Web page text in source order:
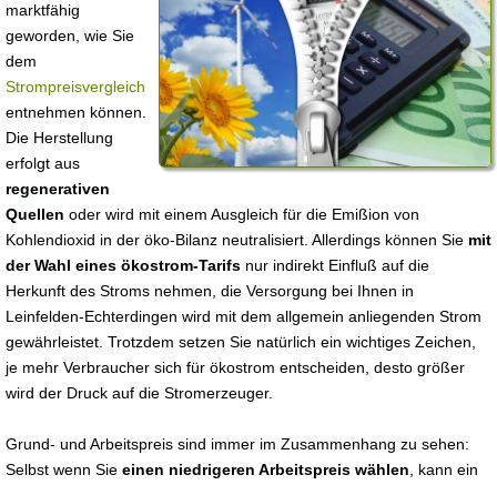
marktfähig
geworden, wie Sie
dem
Strompreisvergleich
entnehmen können.
Die Herstellung
erfolgt aus
regenerativen
Quellen oder wird mit einem Ausgleich für die Emißion von
Kohlendioxid in der öko-Bilanz neutralisiert. Allerdings können Sie mit
der Wahl eines ökostrom-Tarifs nur indirekt Einfluß auf die
Herkunft des Stroms nehmen, die Versorgung bei Ihnen in
Leinfelden-Echterdingen wird mit dem allgemein anliegenden Strom
gewährleistet. Trotzdem setzen Sie natürlich ein wichtiges Zeichen,
je mehr Verbraucher sich für ökostrom entscheiden, desto größer
wird der Druck auf die Stromerzeuger.
Grund- und Arbeitspreis sind immer im Zusammenhang zu sehen:
Selbst wenn Sie einen niedrigeren Arbeitspreis wählen , kann ein